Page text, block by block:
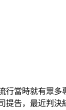
行當時就有眾
提告，最近判